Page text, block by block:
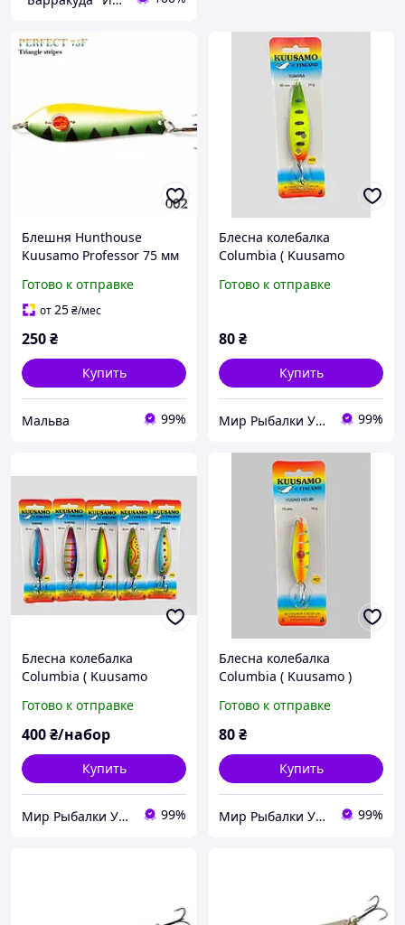
Блешня Hunthouse
Kuusamo Professor 75 мм
Готово к отправке
от25₴/мес
250₴
Купить
Мальва 99%
Блеcна колебалка
Columbia ( Kuusamo
Готово к отправке
80₴
Купить
Мир Рыбалки Украина 99%
Блеcна колебалка
Columbia ( Kuusamo
5шт
Готово к отправке
400₴/набор
Купить
Мир Рыбалки Украина 99%
Блеcна колебалка
Columbia ( Kuusamo )
Готово к отправке
80₴
Купить
Мир Рыбалки Украина 99%